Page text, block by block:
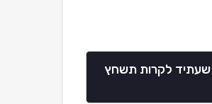
שעתיד לקרות תשחץ